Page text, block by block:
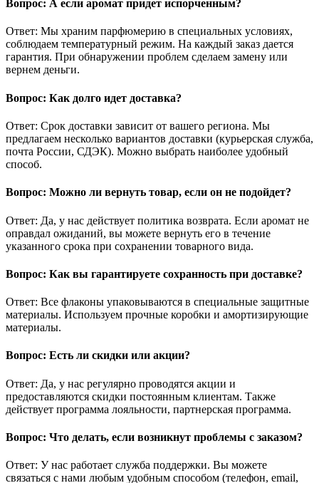
Вопрос: А если аромат придет испорченным?
Ответ: Мы храним парфюмерию в специальных условиях,
соблюдаем температурный режим. На каждый заказ дается
гарантия. При обнаружении проблем сделаем замену или
вернем деньги.
Вопрос: Как долго идет доставка?
Ответ: Срок доставки зависит от вашего региона. Мы
предлагаем несколько вариантов доставки (курьерская служба,
почта России, СДЭК). Можно выбрать наиболее удобный
способ.
Вопрос: Можно ли вернуть товар, если он не подойдет?
Ответ: Да, у нас действует политика возврата. Если аромат не
оправдал ожиданий, вы можете вернуть его в течение
указанного срока при сохранении товарного вида.
Вопрос: Как вы гарантируете сохранность при доставке?
Ответ: Все флаконы упаковываются в специальные защитные
материалы. Используем прочные коробки и амортизирующие
материалы.
Вопрос: Есть ли скидки или акции?
Ответ: Да, у нас регулярно проводятся акции и
предоставляются скидки постоянным клиентам. Также
действует программа лояльности, партнерская программа.
Вопрос: Что делать, если возникнут проблемы с заказом?
Ответ: У нас работает служба поддержки. Вы можете
связаться с нами любым удобным способом (телефон, email,